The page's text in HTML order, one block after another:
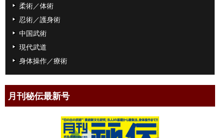
柔術／体術
忍術／護身術
中国武術
現代武道
身体操作／療術
月刊秘伝最新号